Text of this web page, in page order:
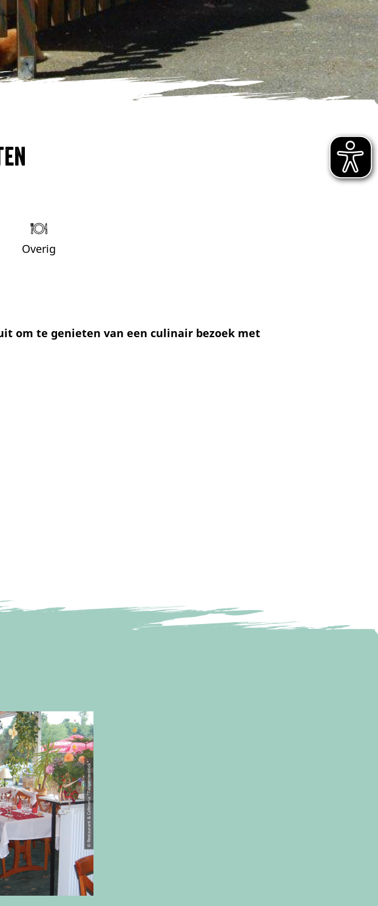
Overig
om te genieten van een culinair bezoek met
© Restaurant & Cafeteria "Talsperrenblick"